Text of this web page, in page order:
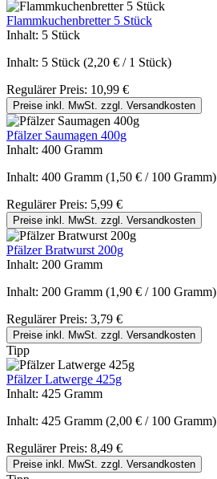
Flammkuchenbretter 5 Stück
Inhalt: 5 Stück
Inhalt: 5 Stück (2,20 € / 1 Stück)
Regulärer Preis: 10,99 €
Preise inkl. MwSt. zzgl. Versandkosten
Pfälzer Saumagen 400g
Inhalt: 400 Gramm
Inhalt: 400 Gramm (1,50 € / 100 Gramm)
Regulärer Preis: 5,99 €
Preise inkl. MwSt. zzgl. Versandkosten
Pfälzer Bratwurst 200g
Inhalt: 200 Gramm
Inhalt: 200 Gramm (1,90 € / 100 Gramm)
Regulärer Preis: 3,79 €
Preise inkl. MwSt. zzgl. Versandkosten
Tipp
Pfälzer Latwerge 425g
Inhalt: 425 Gramm
Inhalt: 425 Gramm (2,00 € / 100 Gramm)
Regulärer Preis: 8,49 €
Preise inkl. MwSt. zzgl. Versandkosten